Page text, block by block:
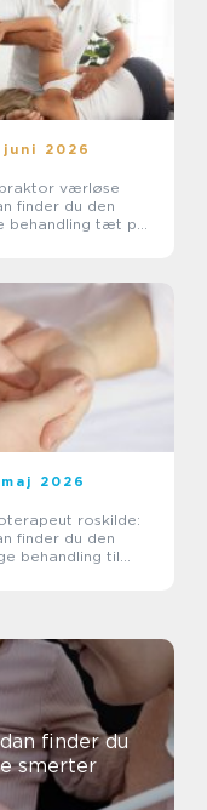
juni 2026
værløse
finder du den
behandling tæt på
2026
roskilde:
finder du den
behandling til
smerter